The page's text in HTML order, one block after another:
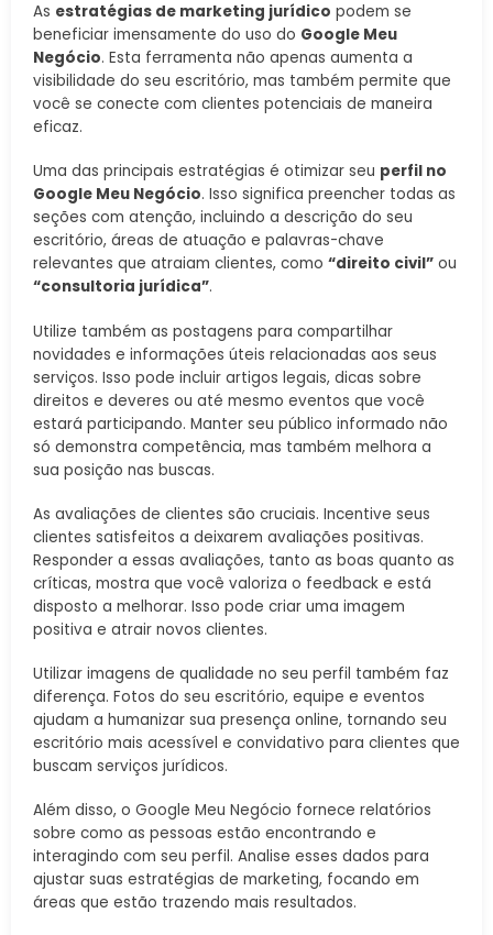
As estratégias de marketing jurídico podem se
beneficiar imensamente do uso do Google Meu
Negócio. Esta ferramenta não apenas aumenta a
visibilidade do seu escritório, mas também permite que
você se conecte com clientes potenciais de maneira
eficaz.
Uma das principais estratégias é otimizar seu perfil no
Google Meu Negócio. Isso significa preencher todas as
seções com atenção, incluindo a descrição do seu
escritório, áreas de atuação e palavras-chave
relevantes que atraiam clientes, como “direito civil” ou
“consultoria jurídica”.
Utilize também as postagens para compartilhar
novidades e informações úteis relacionadas aos seus
serviços. Isso pode incluir artigos legais, dicas sobre
direitos e deveres ou até mesmo eventos que você
estará participando. Manter seu público informado não
só demonstra competência, mas também melhora a
sua posição nas buscas.
As avaliações de clientes são cruciais. Incentive seus
clientes satisfeitos a deixarem avaliações positivas.
Responder a essas avaliações, tanto as boas quanto as
críticas, mostra que você valoriza o feedback e está
disposto a melhorar. Isso pode criar uma imagem
positiva e atrair novos clientes.
Utilizar imagens de qualidade no seu perfil também faz
diferença. Fotos do seu escritório, equipe e eventos
ajudam a humanizar sua presença online, tornando seu
escritório mais acessível e convidativo para clientes que
buscam serviços jurídicos.
Além disso, o Google Meu Negócio fornece relatórios
sobre como as pessoas estão encontrando e
interagindo com seu perfil. Analise esses dados para
ajustar suas estratégias de marketing, focando em
áreas que estão trazendo mais resultados.